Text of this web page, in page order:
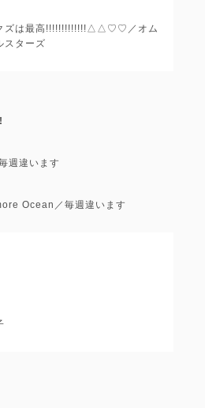
ズは最高!!!!!!!!!!!!!△△♡♡／オム
スターズ
週違います
Ocean／毎週違います